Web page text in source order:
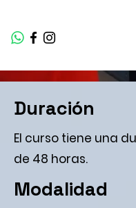
Duración
El curso tiene una
de 48 horas.
Modalidad